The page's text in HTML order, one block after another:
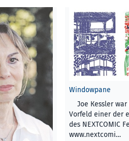
Windowpane
Joe Kessler war
Vorfeld einer der
des NEXTCOMIC
www.nextcomi…